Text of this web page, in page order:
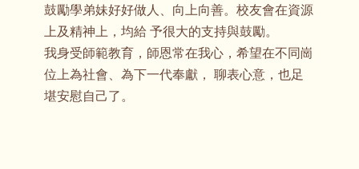
鼓勵學弟妹好好做人、向上向善。校友會在資源
上及精神上，均給 予很大的支持與鼓勵。
我身受師範教育，師恩常在我心，希望在不同崗
位上為社會、為下一代奉獻， 聊表心意，也足
堪安慰自己了。